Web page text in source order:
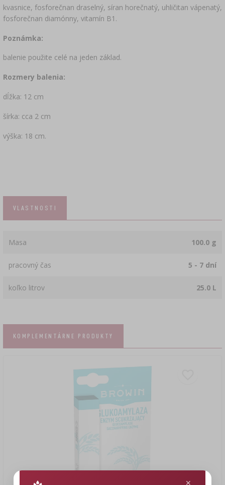
kvasnice, fosforečnan draselný, síran horečnatý, uhličitan vápenatý,
fosforečnan diamónny, vitamín B1.
Poznámka:
balenie použite celé na jeden základ.
Rozmery balenia:
dĺžka: 12 cm
šírka: cca 2 cm
výška: 18 cm.
VLASTNOSTI
Masa 100.0 g
pracovný čas 5 - 7 dní
koľko litrov 25.0 L
KOMPLEMENTÁRNE PRODUKTY